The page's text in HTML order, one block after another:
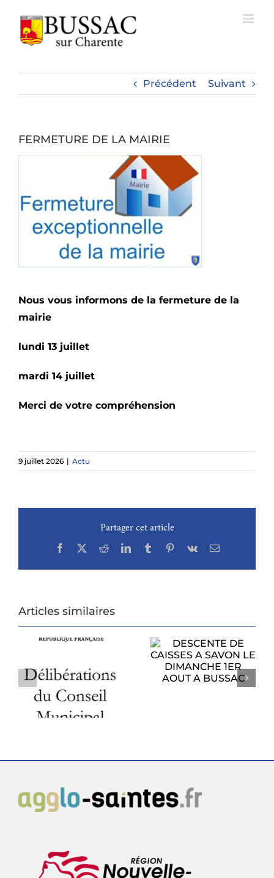
contenu
Précédent Suivant
FERMETURE DE LA MAIRIE
Nous vous informons de la fermeture de la
mairie
lundi 13 juillet
mardi 14 juillet
Merci de votre compréhension
9 juillet 2026 | Actu
Partager cet article
Facebook
X RedditLinkedInTumblrPinterest
Vk Email
Articles similaires
DESCENTE DE
LE DIMANCHE
1ER AOUT A
BUSSAC
PROCHAIN
CONSEIL